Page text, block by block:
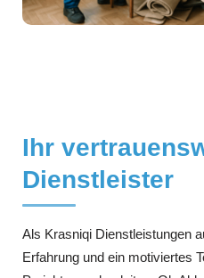
Ihr
Dienstleister
Als Krasniqi Dienstleistungen
Erfahrung und ein motiviertes